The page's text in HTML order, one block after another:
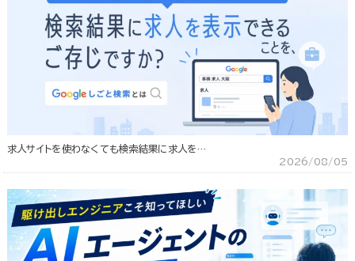
求人サイトを使わなくても検索結果に求人を…
2026/08/05